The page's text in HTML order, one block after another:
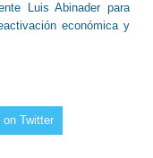
Luis Abinader para
económica y
on Twitter